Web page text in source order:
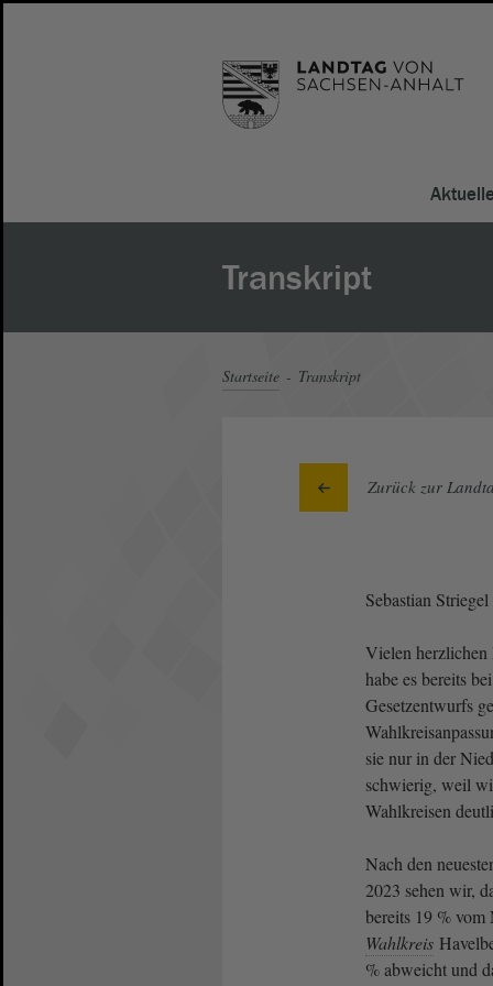
Transkript
Startseite Transkript
Zurück zur
Sebastian
Vielen herzlichen
habe es bereits
Gesetzentwurfs
sie nur in der
schwierig, weil
Wahlkreisen
Nach den
2023 sehen wir,
bereits 19 % vom
Wahlkreis
% abweicht und